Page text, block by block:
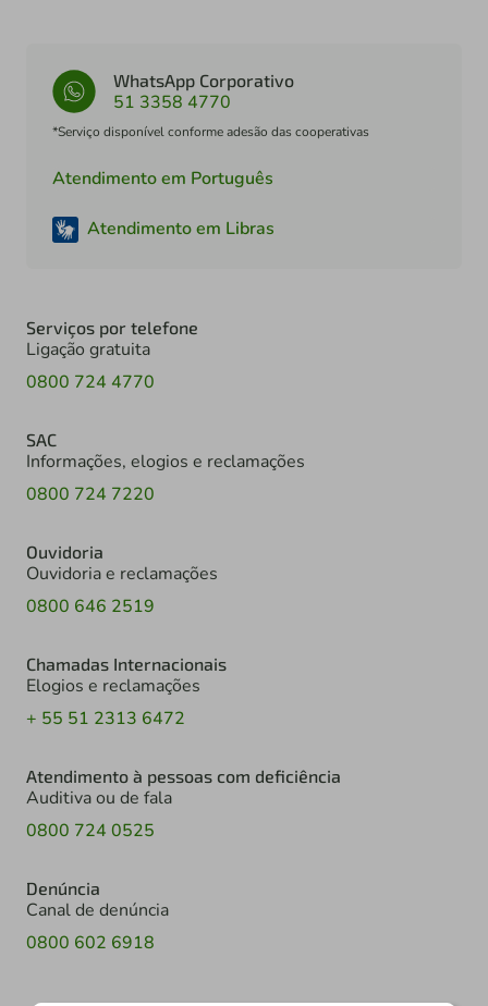
WhatsApp Corporativo
51 3358 4770
*Serviço disponível conforme adesão das cooperativas
Atendimento em Português
Atendimento em Libras
Serviços por telefone
Ligação gratuita
0800 724 4770
SAC
Informações, elogios e reclamações
0800 724 7220
Ouvidoria
Ouvidoria e reclamações
0800 646 2519
Chamadas Internacionais
Elogios e reclamações
+ 55 51 2313 6472
Atendimento à pessoas com deficiência
Auditiva ou de fala
0800 724 0525
Denúncia
Canal de denúncia
0800 602 6918